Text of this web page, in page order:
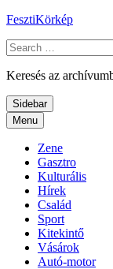
Skip
content
FesztiKörkép
Search
for:
Keresés az
Sidebar
Menu
Zene
Gasztro
Kulturális
Hírek
Család
Sport
Kitekintő
Vásárok
Autó-motor